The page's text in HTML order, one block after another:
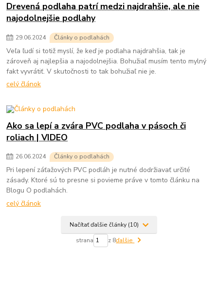
Drevená podlaha patrí medzi najdrahšie, ale nie
najodolnejšie podlahy
29.06.2024 Články o podlahách
Veľa ľudí si totiž myslí, že keď je podlaha najdrahšia, tak je
zároveň aj najlepšia a najodolnejšia. Bohužiaľ musím tento mylný
fakt vyvrátiť. V skutočnosti to tak bohužiaľ nie je.
celý článok
Ako sa lepí a zvára PVC podlaha v pásoch či
roliach | VIDEO
26.06.2024 Články o podlahách
Pri lepení záťažových PVC podláh je nutné dodržiavať určité
zásady. Ktoré sú to presne si povieme práve v tomto článku na
Blogu O podlahách.
celý článok
Načítať ďalšie články (10)
strana z 8ďalšie